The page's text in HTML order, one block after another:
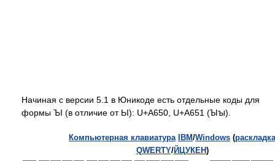
Начиная с версии 5.1 в Юникоде есть отдельные коды для
формы ЪІ (в отличие от ЬІ): U+A650, U+A651 (Ꙑꙑ).
Компьютерная клавиатура IBM/Windows (раскладка
QWERTY/ЙЦУКЕН)